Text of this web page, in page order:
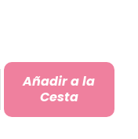
Añadir a la
Cesta